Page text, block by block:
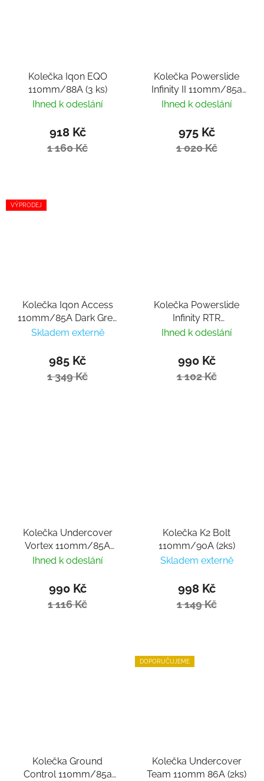
Kolečka Iqon EQO
110mm/88A (3 ks)
Ihned k odeslání
918 Kč
1 160 Kč
Kolečka Powerslide
Infinity II 110mm/85a
(4ks)
Ihned k odeslání
975 Kč
1 020 Kč
VÝPRODEJ
Kolečka Iqon Access
110mm/85A Dark Grey
(4 ks)
Skladem externě
985 Kč
1 349 Kč
Kolečka Powerslide
Infinity RTR
110mm/85a s ložisky
Ihned k odeslání
990 Kč
1 102 Kč
Kolečka Undercover
Vortex 110mm/85A
(3ks)
Ihned k odeslání
990 Kč
1 116 Kč
Kolečka K2 Bolt
110mm/90A (2ks)
Skladem externě
998 Kč
1 149 Kč
Kolečka Ground
Control 110mm/85a
DOPORUČUJEME
Kolečka Undercover
Team 110mm 86A (2ks)